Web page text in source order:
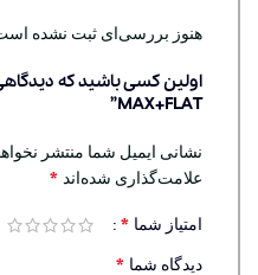
هنوز بررسی‌ای ثبت نشده
MAX+FLAT”
نشانی ایمیل شما منتشر
علامت‌گذاری شده‌اند *
امتیاز شما *
دیدگاه شما *